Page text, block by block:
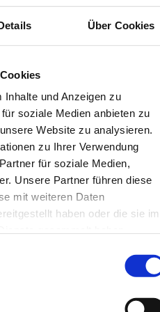
Über Cookies
und Anzeigen zu
soziale Medien anbieten zu
Website zu analysieren.
zu Ihrer Verwendung
für soziale Medien,
Unsere Partner führen diese
mit weiteren Daten
haben oder die sie im
26486 Wangerooge